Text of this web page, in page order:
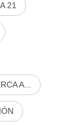
21
A...